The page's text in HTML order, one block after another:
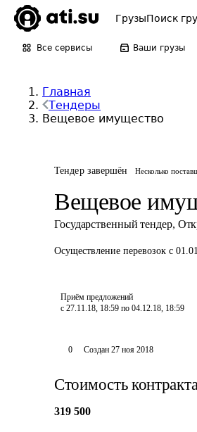
ГрузыПоиск
Все сервисы Ваши грузы
Главная
Тендеры
Вещевое имущество
Тендер завершён Несколько
Вещевое
Государственный тендер,
Осуществление перевозок с
Приём предложений
с 27.11.18, 18:59 по 04.12.18, 18:59
0 Создан 27 ноя 2018
Стоимость
319 500